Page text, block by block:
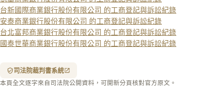
台新國際商業銀行股份有限公司 的工商登記與訴訟紀錄
安泰商業銀行股份有限公司 的工商登記與訴訟紀錄
台北富邦商業銀行股份有限公司 的工商登記與訴訟紀錄
國泰世華商業銀行股份有限公司 的工商登記與訴訟紀錄
司法院裁判書系統
本頁全文逐字來自司法院公開資料，可開新分頁核對官方原文。